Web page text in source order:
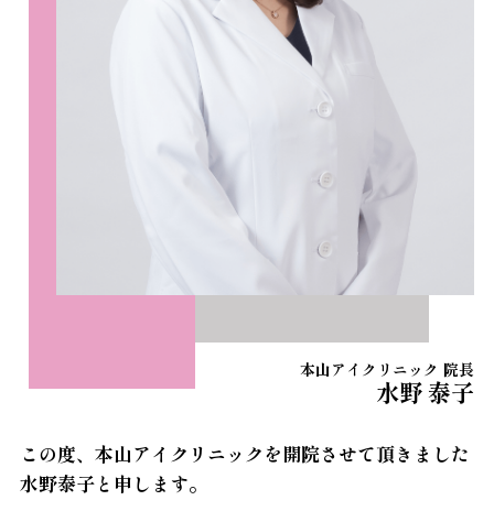
本山アイクリニック 院長
水野 泰子
この度、本山アイクリニックを開院させて頂きました
水野泰子と申します。